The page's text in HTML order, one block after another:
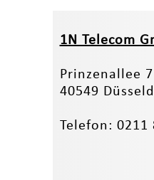
1N Telecom
Prinzenallee 7
40549
Telefon: 0211